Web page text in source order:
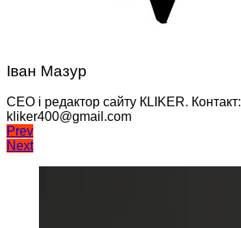
Іван Мазур
CEO і редактор сайту КLIKER. Контакт:
kliker400@gmail.com
Навігація
записів
Prev
Next